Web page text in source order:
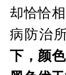
却恰恰
病防治
下，颜